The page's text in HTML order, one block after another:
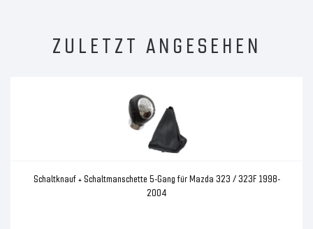
ZULETZT ANGESEHEN
Schaltknauf + Schaltmanschette 5-Gang für Mazda 323 / 323F 1998-
2004